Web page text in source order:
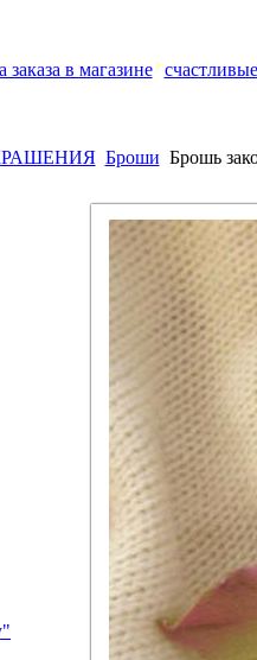
в магазине
Броши Брошь